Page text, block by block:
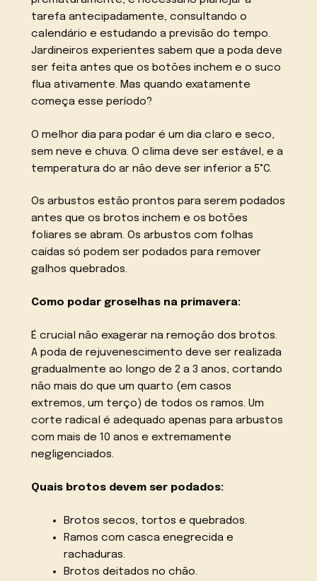
tarefa antecipadamente, consultando o
calendário e estudando a previsão do tempo.
Jardineiros experientes sabem que a poda deve
ser feita antes que os botões inchem e o suco
flua ativamente. Mas quando exatamente
começa esse período?
O melhor dia para podar é um dia claro e seco,
sem neve e chuva. O clima deve ser estável, e a
temperatura do ar não deve ser inferior a 5°C.
Os arbustos estão prontos para serem podados
antes que os brotos inchem e os botões
foliares se abram. Os arbustos com folhas
caídas só podem ser podados para remover
galhos quebrados.
Como podar groselhas na primavera:
É crucial não exagerar na remoção dos brotos.
A poda de rejuvenescimento deve ser realizada
gradualmente ao longo de 2 a 3 anos, cortando
não mais do que um quarto (em casos
extremos, um terço) de todos os ramos. Um
corte radical é adequado apenas para arbustos
com mais de 10 anos e extremamente
negligenciados.
Quais brotos devem ser podados:
Brotos secos, tortos e quebrados.
Ramos com casca enegrecida e
rachaduras.
Brotos deitados no chão.